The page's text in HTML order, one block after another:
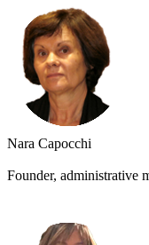
Nara Capocchi
Founder, administrative